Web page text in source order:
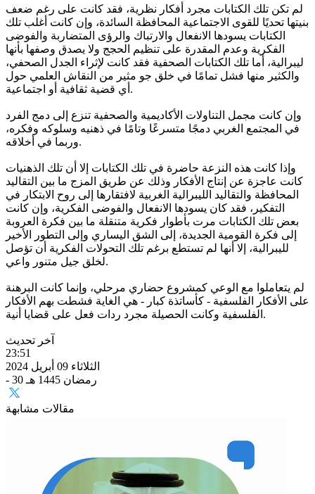
لم تكن تلك الكتابات مجرد أفكار نظرية، فقد كانت على رغم ضعف
بنيتها تحديًا للقوى الاجتماعية المحافظة السائدة، وإن كانت أغلب تلك
الكتابات يسودها الانفعال والارتباك والرؤى المتضاربة والفوضى
الفكرية وعدم المقدرة على تنظيم الحجج ولا يصدق وصفها بأنها
ليبرالية، أما تلك الكتابات الصحفية فقد كانت لإثراء الجدل الصحفي،
والكثير منها فشل تمامًا في خلق جو مثير من النقاش العلمي حول
أي قضية ثقافية أو اجتماعية.
وإن كانت مجمل التناولات الأكاديمية والصحفية تنزع إلى دمج الفرد
في المجتمع الغربي دمجًا متسرعًا وتامًا في ذهنيه وسلوكه وفكره،
وربما في أخلاقه.
وإذا كانت هذه النزعة حاضرة في تلك الكتابات إلا أن تلك الذهنيات
كانت عاجزة عن إنتاج الأفكار وذلك عن طريق المزج ما بين التقاليد
المحافظة والتقاليد الليبرالية الغربية لافتقارها إلى روح الابتكار في
التفكير، فقد كان يسودها الانفعال والفوضى الفكرية، وإن كانت
بعض تلك الكتابات مرت بأطوار فكرية متنقلة ما بين فكرة العروبة
إلى فكرة القومية الجديدة، إلى الشق اليساري وإلى التطور الأخير
لليبرالية، إلا أنها لم تستطع برغم تلك التحولات الفكرية أن تؤصل
لخلق جيل متنور واعي.
لم يتعاملوا مع الوعي كمشروع حضاري مرحلي، وإنما كانت البرهنة
على الأفكار الفلسفية - كأساتذة كبار - هي الغاية فشطت بهم الأفكار
الفلسفية وكانت الحصيلة مجرد ردات فعل على قضايا أنية.
آخر تحديث
23:51
الثلاثاء 09 أبريل 2024
- 30 رمضان 1445 هـ
مقالات مشابهة